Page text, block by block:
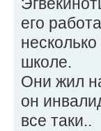
его
школе.
Они жил
он
все таки..